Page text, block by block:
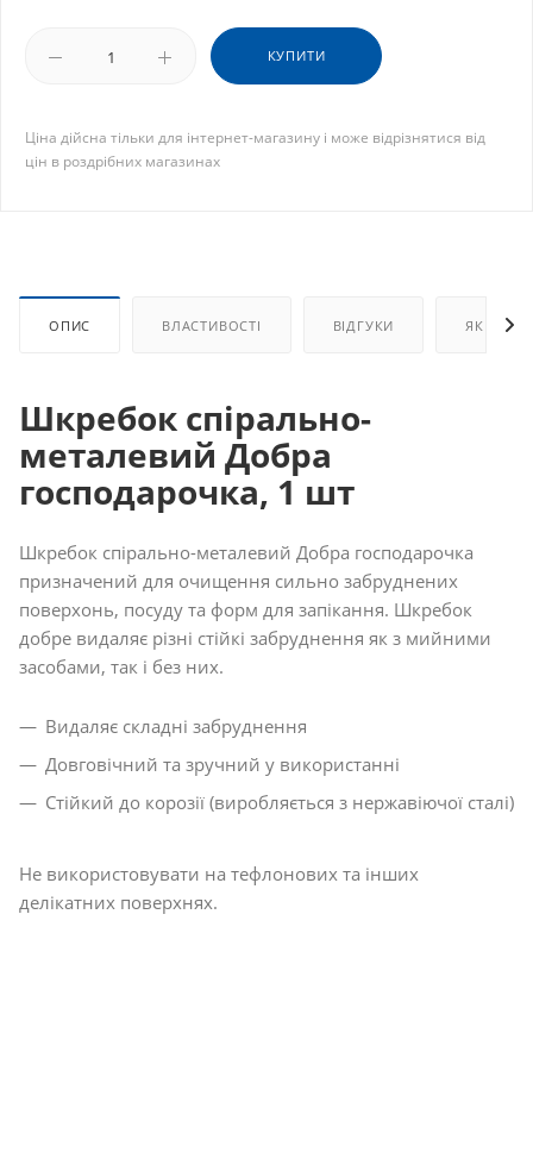
КУПИТИ
Ціна дійсна тільки для інтернет-магазину і може відрізнятися від
цін в роздрібних магазинах
ОПИС ВЛАСТИВОСТІ ВІДГУКИ ЯК
Шкребок спірально-
металевий Добра
господарочка, 1 шт
Шкребок спірально-металевий Добра господарочка
призначений для очищення сильно забруднених
поверхонь, посуду та форм для запікання. Шкребок
добре видаляє різні стійкі забруднення як з мийними
засобами, так і без них.
Видаляє складні забруднення
Довговічний та зручний у використанні
Стійкий до корозії (виробляється з нержавіючої сталі)
Не використовувати на тефлонових та інших
делікатних поверхнях.